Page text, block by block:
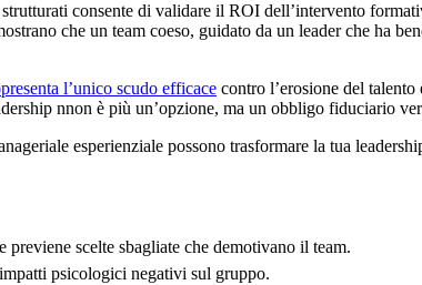
consente di validare il ROI dell’intervento
che un team coeso, guidato da un leader che ha
l’unico scudo efficace contro l’erosione del
nnon è più un’opzione, ma un obbligo fiduciario
esperienziale possono trasformare la tua
scelte sbagliate che demotivano il team.
psicologici negativi sul gruppo.